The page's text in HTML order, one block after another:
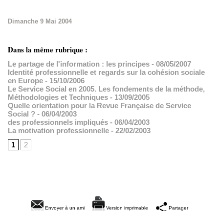
Dimanche 9 Mai 2004
Dans la même rubrique :
Le partage de l'information : les principes - 08/05/2007
Identité professionnelle et regards sur la cohésion sociale
en Europe - 15/10/2006
Le Service Social en 2005. Les fondements de la méthode,
Méthodologies et Techniques - 13/09/2005
Quelle orientation pour la Revue Française de Service
Social ? - 06/04/2003
des professionnels impliqués - 06/04/2003
La motivation professionnelle - 22/02/2003
1
2
Envoyer à un ami Version imprimable Partager